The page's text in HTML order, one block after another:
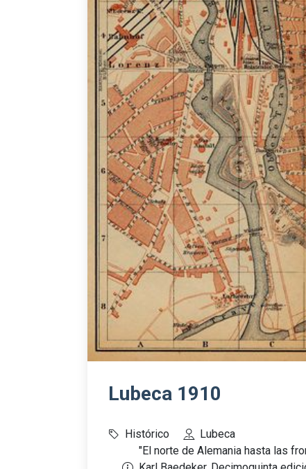
Lubeca 1910
Histórico
Lubeca
"El norte de Alemania hasta las